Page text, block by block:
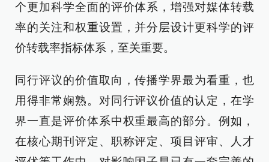
个更加科学全面的评价体系，增强对媒体转载
率的关注和权重设置，并分层设计更科学的评
价转载率指标体系，至关重要。
同行评议的价值取向，传播学界最为看重，也
用得非常娴熟。对同行评议价值的认定，在学
界一直是评价体系中权重最高的部分。例如，
在核心期刊评定、职称评定、项目评审、人才